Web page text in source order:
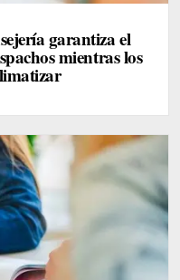
garantiza el
mientras los